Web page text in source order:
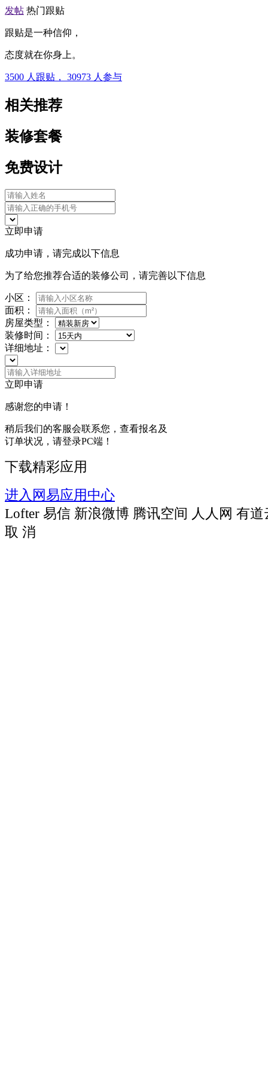
发帖 热门跟贴
跟贴是一种信仰，
态度就在你身上。
3500 人跟贴， 30973 人参与
相关推荐
装修套餐
免费设计
立即申请
成功申请，请完成以下信息
为了给您推荐合适的装修公司，请完善以下信息
小区：
面积：
房屋类型：
装修时间：
详细地址：
立即申请
感谢您的申请！
稍后我们的客服会联系您，查看报名及
订单状况，请登录PC端！
下载精彩应用
进入网易应用中心
Lofter 易信 新浪微博 腾讯空间 人人网 有道
取 消